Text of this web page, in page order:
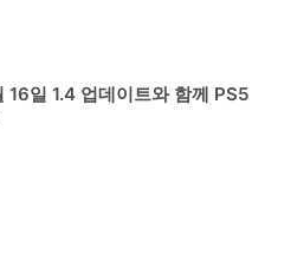
16일 1.4 업데이트와 함께 PS5